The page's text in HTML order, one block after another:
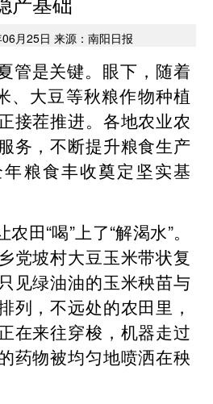
月25日 来源：南阳日报
管是关键。眼下，随着
、大豆等秋粮作物种植
接茬推进。各地农业农
务，不断提升粮食生产
粮食丰收奠定坚实基
田“喝”上了“解渴水”。
党坡村大豆玉米带状复
见绿油油的玉米秧苗与
列，不远处的农田里，
在来往穿梭，机器走过
药物被均匀地喷洒在秧